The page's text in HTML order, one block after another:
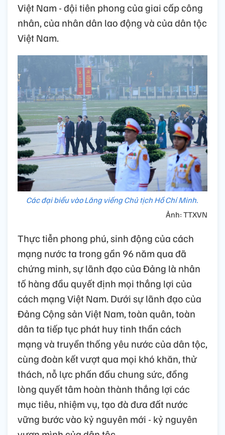
Việt Nam - đội tiên phong của giai cấp công
nhân, của nhân dân lao động và của dân tộc
Việt Nam.
Các đại biểu vào Lăng viếng Chủ tịch Hồ Chí Minh.
Ảnh: TTXVN
Thực tiễn phong phú, sinh động của cách
mạng nước ta trong gần 96 năm qua đã
chứng minh, sự lãnh đạo của Đảng là nhân
tố hàng đầu quyết định mọi thắng lợi của
cách mạng Việt Nam. Dưới sự lãnh đạo của
Đảng Cộng sản Việt Nam, toàn quân, toàn
dân ta tiếp tục phát huy tinh thần cách
mạng và truyền thống yêu nước của dân tộc,
cùng đoàn kết vượt qua mọi khó khăn, thử
thách, nỗ lực phấn đấu chung sức, đồng
lòng quyết tâm hoàn thành thắng lợi các
mục tiêu, nhiệm vụ, tạo đà đưa đất nước
vững bước vào kỷ nguyên mới - kỷ nguyên